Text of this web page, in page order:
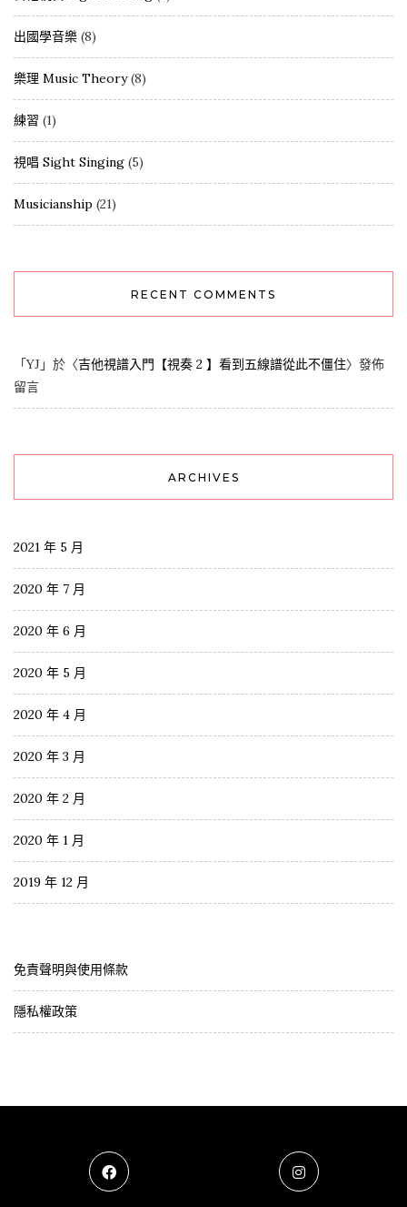
出國學音樂 (8)
樂理 Music Theory(8)
練習 (1)
視唱 Sight Singing (5)
Musicianship (21)
RECENT COMMENTS
「YJ 」於〈吉他視譜入門【視奏 2 】看到五線譜從此不僵住〉發佈
留言
ARCHIVES
2021 年 5 月
2020 年 7 月
2020 年 6 月
2020 年 5 月
2020 年 4 月
2020 年 3 月
2020 年 2 月
2020 年 1 月
2019 年 12 月
免責聲明與使用條款
隱私權政策